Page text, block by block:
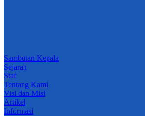
Sambutan Kepala
Sejarah
Staf
Tentang Kami
Visi dan Misi
Artikel
Informasi